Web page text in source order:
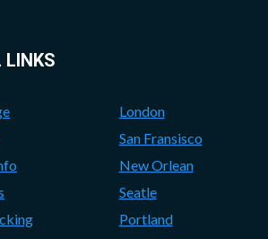
LINKS
London
San Fransisco
New Orlean
Seatle
Portland